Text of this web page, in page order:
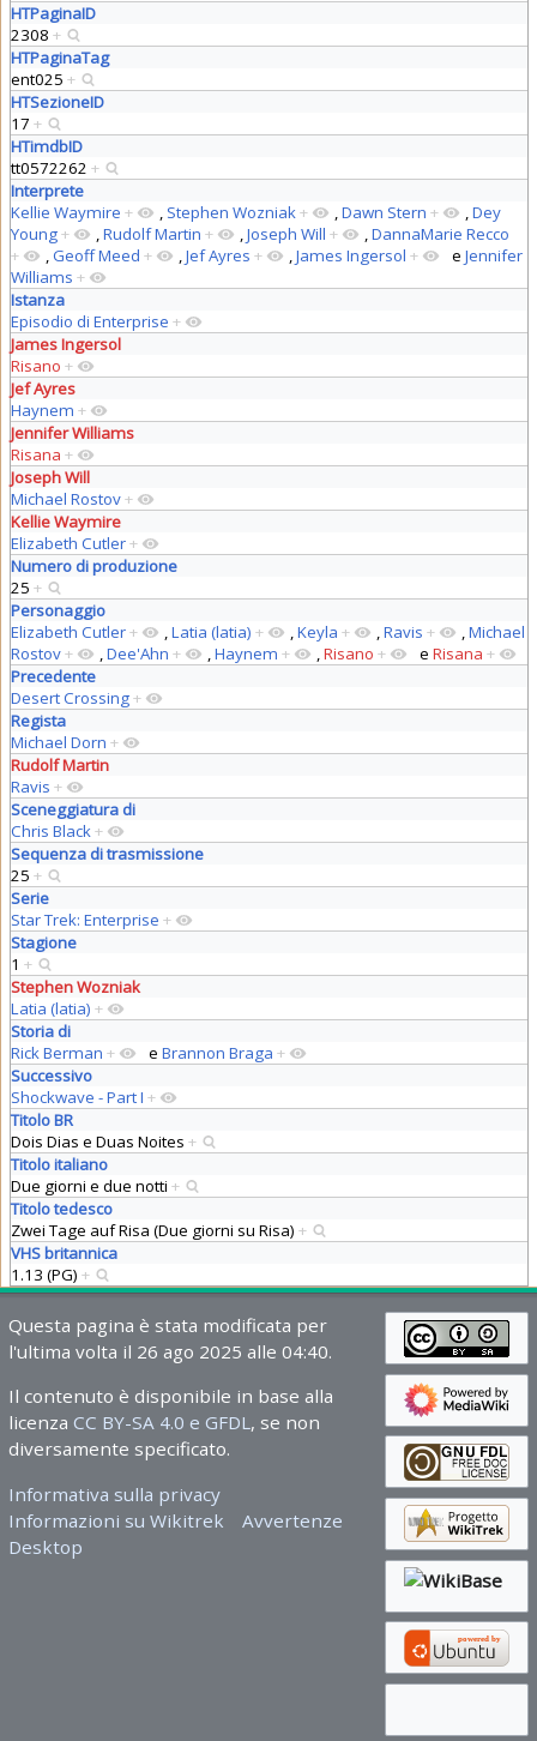
HTPaginaID
2308 +
HTPaginaTag
ent025 +
HTSezioneID
17 +
HTimdbID
tt0572262 +
Interprete
Kellie Waymire + , Stephen Wozniak+ ,Dawn Stern + ,Dey
Young+ ,Rudolf Martin + ,Joseph Will + ,DannaMarie Recco
+
,Geoff Meed + ,Jef Ayres + ,James Ingersol + e Jennifer
Williams +
Istanza
Episodio di Enterprise +
James Ingersol
Risano +
Jef Ayres
Haynem +
Jennifer Williams
Risana +
Joseph Will
Michael Rostov+
Kellie Waymire
Elizabeth Cutler+
Numero di produzione
25 +
Personaggio
Elizabeth Cutler+ ,Latia (latia) + ,Keyla + ,Ravis + ,Michael
Rostov+ ,Dee'Ahn + ,Haynem + ,Risano + e Risana +
Precedente
Desert Crossing+
Regista
Michael Dorn +
Rudolf Martin
Ravis +
Sceneggiatura di
Chris Black+
Sequenza di trasmissione
25 +
Serie
Star Trek: Enterprise +
Stagione
1 +
Stephen Wozniak
Latia (latia) +
Storia di
Rick Berman + e Brannon Braga +
Successivo
Shockwave - Part I +
Titolo BR
Dois Dias e Duas Noites +
Titolo italiano
Due giorni e due notti +
Titolo tedesco
Zwei Tage auf Risa (Due giorni su Risa) +
VHS britannica
1.13 (PG) +
Questa pagina è stata modificata per
l'ultima volta il 26 ago 2025 alle 04:40.
Il contenuto è disponibile in base alla
licenza CC BY-SA 4.0 e GFDL, se non
diversamente specificato.
Informativa sulla privacy
Informazioni su Wikitrek
Avvertenze
Desktop